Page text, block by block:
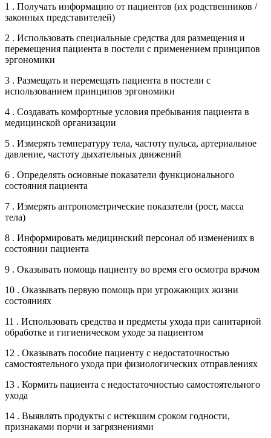
1 . Получать информацию от пациентов (их родственников /
законных представителей)
2 . Использовать специальные средства для размещения и
перемещения пациента в постели с применением принципов
эргономики
3 . Размещать и перемещать пациента в постели с
использованием принципов эргономики
4 . Создавать комфортные условия пребывания пациента в
медицинской организации
5 . Измерять температуру тела, частоту пульса, артериальное
давление, частоту дыхательных движений
6 . Определять основные показатели функционального
состояния пациента
7 . Измерять антропометрические показатели (рост, масса
тела)
8 . Информировать медицинский персонал об изменениях в
состоянии пациента
9 . Оказывать помощь пациенту во время его осмотра врачом
10 . Оказывать первую помощь при угрожающих жизни
состояниях
11 . Использовать средства и предметы ухода при санитарной
обработке и гигиеническом уходе за пациентом
12 . Оказывать пособие пациенту с недостаточностью
самостоятельного ухода при физиологических отправлениях
13 . Кормить пациента с недостаточностью самостоятельного
ухода
14 . Выявлять продукты с истекшим сроком годности,
признаками порчи и загрязнениями